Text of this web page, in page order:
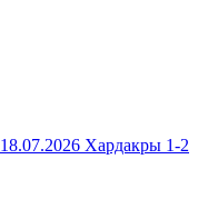
18.07.2026 Хардакры 1-2